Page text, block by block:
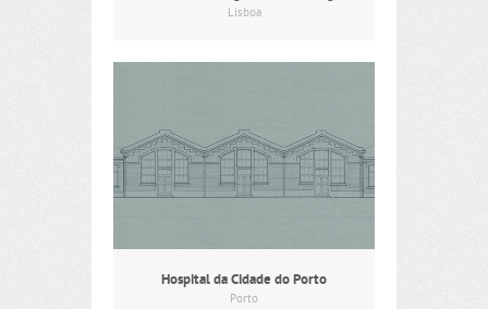
Lisboa
Hospital da Cidade do Porto
Porto